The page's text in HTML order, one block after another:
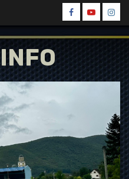
Spin
Facebook
Spin
Youtube
Spin